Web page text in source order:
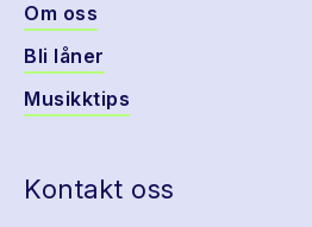
Om oss
Bli låner
Musikktips
Kontakt oss